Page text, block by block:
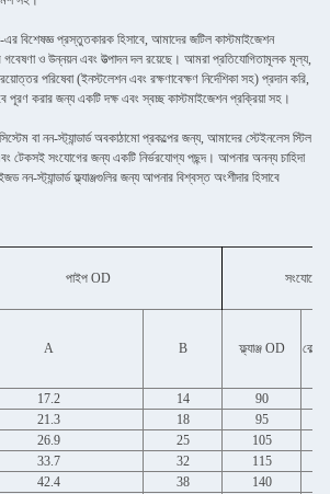
এর বিশেষজ্ঞ প্রস্তুতকারক হিসাবে, আমাদের জটিল কাস্টমাইজেশন
গবেষণা ও উন্নয়ন এবং উত্পাদন দল রয়েছে। আমরা প্রতিযোগিতামূলক মূল্য,
পরিষেবা (ইনস্টলেশন এবং রক্ষণাবেক্ষণ নির্দেশিকা সহ) প্রদান করি,
পূরণ করার জন্য একটি দক্ষ এবং স্বচ্ছ কাস্টমাইজেশন প্রক্রিয়া সহ।
বা নন-স্ট্যান্ডার্ড অবকাঠামো প্রকল্পের জন্য, আমাদের স্টেইনলেস স্টিল
এবং টেকসই সংযোগের জন্য একটি নির্ভরযোগ্য পছন্দ। আপনার অনন্য চাহিদা
নন-স্ট্যান্ডার্ড ফ্ল্যাঞ্জগুলির জন্য আপনার বিশ্বস্ত অংশীদার হিসাবে
পাইপ OD সংযোগের
A B ফ্ল্যাঞ্জ OD বোল্ট
17.2 14
90
21.3 18
95
26.9 25
105
33.7 32
115
42.4 38
140